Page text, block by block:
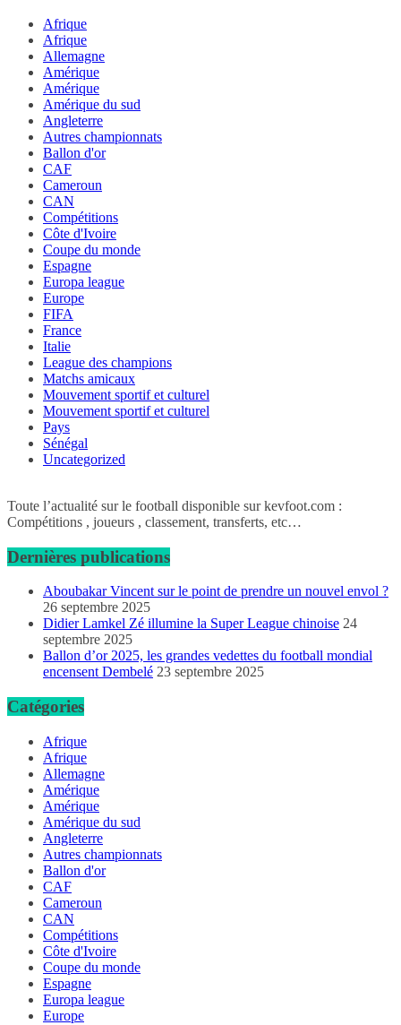
Afrique
Afrique
Allemagne
Amérique
Amérique
Amérique du sud
Angleterre
Autres championnats
Ballon d'or
CAF
Cameroun
CAN
Compétitions
Côte d'Ivoire
Coupe du monde
Espagne
Europa league
Europe
FIFA
France
Italie
League des champions
Matchs amicaux
Mouvement sportif et culturel
Mouvement sportif et culturel
Pays
Sénégal
Uncategorized
Toute l’actualité sur le football disponible sur kevfoot.com :
Compétitions , joueurs , classement, transferts, etc…
Dernières publications
Aboubakar Vincent sur le point de prendre un nouvel envol ?
26 septembre 2025
Didier Lamkel Zé illumine la Super League chinoise 24
septembre 2025
Ballon d’or 2025, les grandes vedettes du football mondial
encensent Dembelé 23 septembre 2025
Catégories
Afrique
Afrique
Allemagne
Amérique
Amérique
Amérique du sud
Angleterre
Autres championnats
Ballon d'or
CAF
Cameroun
CAN
Compétitions
Côte d'Ivoire
Coupe du monde
Espagne
Europa league
Europe